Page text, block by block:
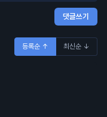
댓글쓰기
등록순 ↑ 최신순 ↓